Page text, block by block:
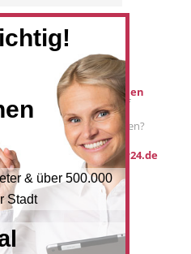
Werbung buchen
Sie möchten auf
anzeiger24.de
Werbung schalten?
post@anzeiger24.de
& über 500.000
Stadt